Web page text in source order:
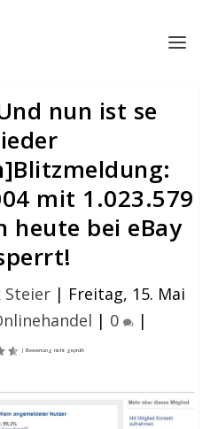
nun ist se
mit 1.023.579
heute bei eBay
Steier | Freitag, 15. Mai
| 0 |